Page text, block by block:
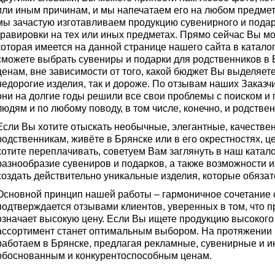
иным причинам, и мы напечатаем его на любом
зачастую изготавливаем продукцию сувенирного и
на тех или иных предметах. Прямо сейчас Вы
имеется на данной странице нашего сайта в
выбрать сувениры и подарки для родственников
вне зависимости от того, какой бюджет Вы
изделия, так и дороже. По отзывам наших
на долгие годы решили все свои проблемы с поиском
и по любому поводу, в том числе, конечно, и
Вы хотите отыскать необычные, элегантные,
живёте в Брянске или в его окрестностях,
переплачивать, советуем Вам заглянуть в наш
сувениров и подарков, а также возможности
действительно уникальные изделия, которые
принцип нашей работы – гармоничное сочетание
отзывами клиентов, уверенных в том, что
высокую цену. Если Вы ищете продукцию
станет оптимальным выбором. На
в Брянске, предлагая рекламные, сувенирные и
и конкурентоспособным ценам.